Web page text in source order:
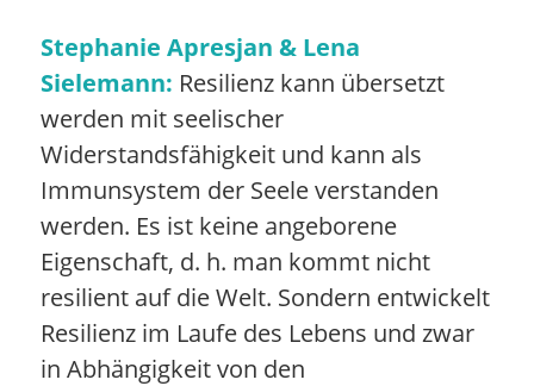
Stephanie Apresjan & Lena
Sielemann: Resilienz kann übersetzt
werden mit seelischer
Widerstandsfähigkeit und kann als
Immunsystem der Seele verstanden
werden. Es ist keine angeborene
Eigenschaft, d. h. man kommt nicht
resilient auf die Welt. Sondern entwickelt
Resilienz im Laufe des Lebens und zwar
in Abhängigkeit von den